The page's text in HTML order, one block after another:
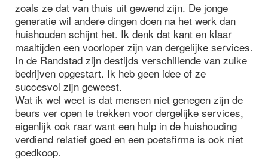
zoals ze dat van thuis uit gewend zijn. De jonge
generatie wil andere dingen doen na het werk dan
huishouden schijnt het. Ik denk dat kant en klaar
maaltijden een voorloper zijn van dergelijke services.
In de Randstad zijn destijds verschillende van zulke
bedrijven opgestart. Ik heb geen idee of ze
succesvol zijn geweest.
Wat ik wel weet is dat mensen niet genegen zijn de
beurs ver open te trekken voor dergelijke services,
eigenlijk ook raar want een hulp in de huishouding
verdiend relatief goed en een poetsfirma is ook niet
goedkoop.